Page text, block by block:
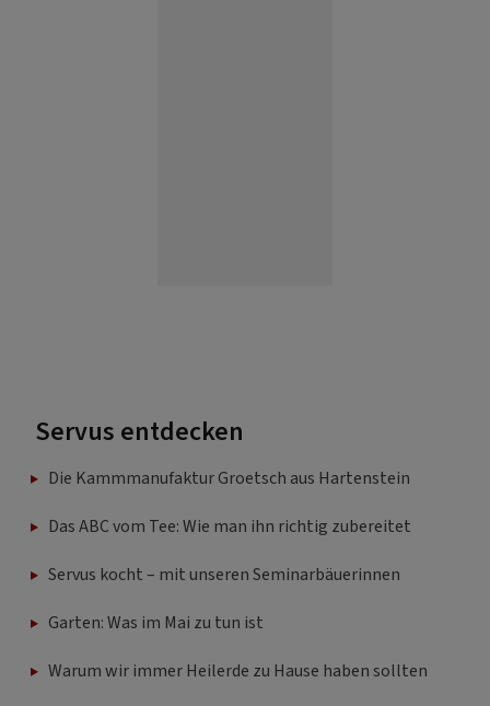
Servus entdecken
Die Kammmanufaktur Groetsch aus Hartenstein
Das ABC vom Tee: Wie man ihn richtig zubereitet
Servus kocht – mit unseren Seminarbäuerinnen
Garten: Was im Mai zu tun ist
Warum wir immer Heilerde zu Hause haben sollten